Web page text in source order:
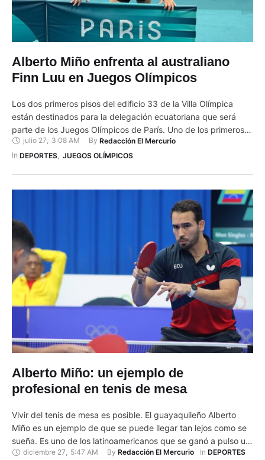
Alberto Miño enfrenta al australiano
Finn Luu en Juegos Olímpicos
Los dos primeros pisos del edificio 33 de la Villa Olímpica
están destinados para la delegación ecuatoriana que será
parte de los Juegos Olímpicos de París. Uno de los primeros
en llegar fue el mesotenista Alberto Miño. Será su segunda
cita olímpica de verano después de Tokio 2021. Paúl Calle,
julio 27, 3:08 AM By Redacción El Mercurio
In DEPORTES, JUEGOS OLÍMPICOS
Alberto Miño: un ejemplo de
profesional en tenis de mesa
Vivir del tenis de mesa es posible. El guayaquileño Alberto
Miño es un ejemplo de que se puede llegar tan lejos como se
sueña. Es uno de los latinoamericanos que se ganó a pulso un
espacio en la Bundesliga, la competición profesional de
diciembre 27 5:47 AM By Redacción El Mercurio In DEPORTES